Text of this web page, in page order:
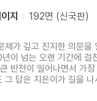
지 192면 (신국판)
가 깊고 진지한 의문
이 넘는 오랜 기간에
반전이 일어나면서 가
답은 지은이가 길을